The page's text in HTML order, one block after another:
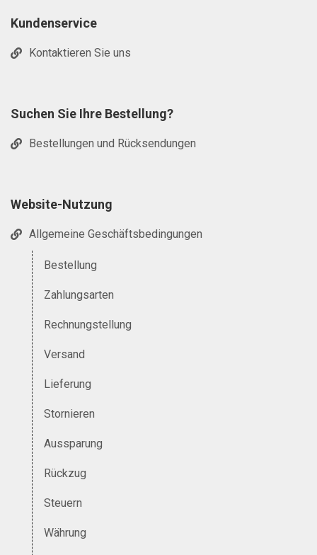
Kundenservice
Kontaktieren Sie uns
Suchen Sie Ihre Bestellung?
Bestellungen und Rücksendungen
Website-Nutzung
Allgemeine Geschäftsbedingungen
Bestellung
Zahlungsarten
Rechnungstellung
Versand
Lieferung
Stornieren
Aussparung
Rückzug
Steuern
Währung